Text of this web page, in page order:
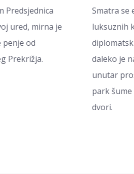
Predsjednica
ured, mirna je
penje od
Prekrižja.
Smatra se
luksuznih
daleko je
unutar
park
dvori.